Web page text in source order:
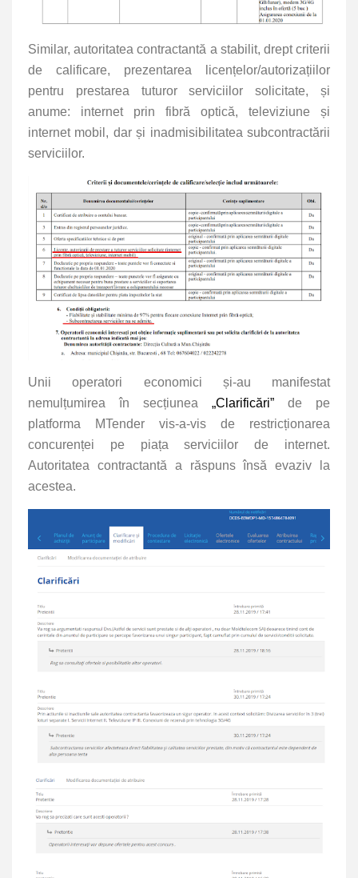
Similar, autoritatea contractantă a stabilit, drept criterii
de calificare, prezentarea licențelor/autorizațiilor
pentru prestarea tuturor serviciilor solicitate, și
anume: internet prin fibră optică, televiziune și
internet mobil, dar și inadmisibilitatea subcontractării
serviciilor.
Unii operatori economici și-au manifestat
nemulțumirea în secțiunea „Clarificări” de pe
platforma MTender vis-a-vis de restricționarea
concurenței pe piața serviciilor de internet.
Autoritatea contractantă a răspuns însă evaziv la
acestea.